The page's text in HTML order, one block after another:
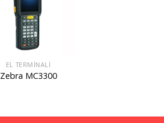
EL TERMINALI
Zebra MC3300